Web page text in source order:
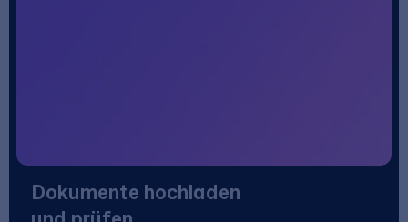
Dokumente hochladen